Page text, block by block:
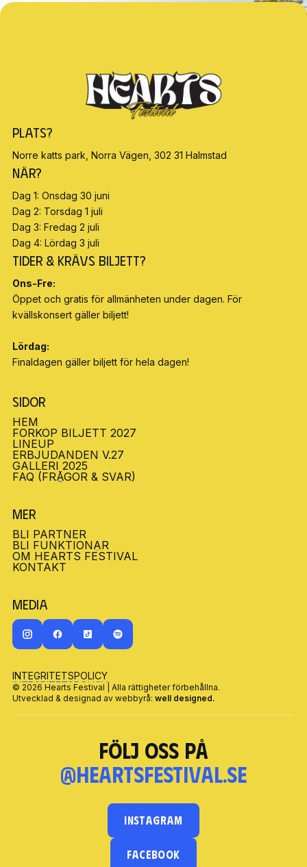
Plats?
Norre katts park, Norra Vägen, 302 31 Halmstad
När?
Dag 1: Onsdag 30 juni
Dag 2: Torsdag 1 juli
Dag 3: Fredag 2 juli
Dag 4: Lördag 3 juli
Tider & Krävs biljett?
Ons-Fre:
Öppet och gratis för allmänheten under dagen. För
kvällskonsert gäller biljett!
Lördag:
Finaldagen gäller biljett för hela dagen!
Sidor
HEM
HEM
FÖRKÖP BILJETT 2027
BILJETTER
LINEUP
LINEUP
ERBJUDANDEN V.27
ERBJUDANDEN V.27
GALLERI 2025
GALLERI 2025
FAQ (FRÅGOR & SVAR)
Mer
BLI PARTNER
BLI PARTNER
BLI FUNKTIONÄR
BLI FUNKTIONÄR
OM HEARTS FESTIVAL
OM HEARTS FESTIVAL
KONTAKT
Media
© 2026 Hearts Festival | Alla rättigheter förbehållna.
Utvecklad & designad av webbyrå: well designed.
INTEGRITETSPOLICY
INTEGRITETSPOLICY
Följ oss på
@heartsfestival.se
INSTAGRAM
FACEBOOK